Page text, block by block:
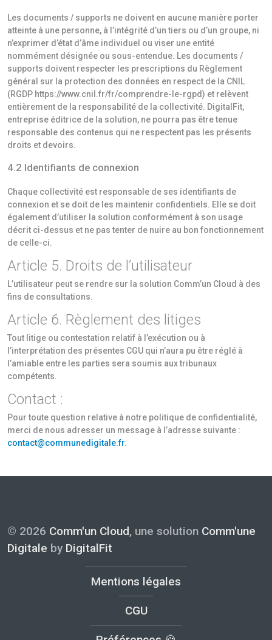
Les documents / supports ne doivent en aucune manière porter
atteinte à une personne, à l’intégrité d’un tiers ou d’un groupe, ni
n’exprimer d’état d’âme individuel ou viser une entité
nommément désignée ou sous-entendue. Les documents /
supports doivent respecter les prescriptions du Règlement
général sur la protection des données en respect de la CNIL
(RGDP https://www.cnil.fr/fr/comprendre-le-rgpd) et relèvent
entièrement de la responsabilité de la collectivité. DigitalFit,
entreprise éditrice de la solution, ne pourra pas être tenue
responsable des contenus qui ne respectent pas les présents
droits et devoirs.
4.2 Identifiants de connexion
Chaque collectivité est responsable de ses identifiants de
connexion et se doit de les maintenir confidentiels. Elle se doit
également d’utiliser la solution conformément à son usage
décrit ci-dessus et ne pas tenter de nuire au bon fonctionnement
de celle-ci.
Article 5. Droits de l’utilisateur
L’utilisateur peut se rendre sur la solution Comm’un Cloud à des
fins de consultations.
Article 6. Règlement des litiges
Tout litige ou contestation relatif à l’exécution ou à
l’interprétation des présentes CGU qui n’aura pu être réglé à
l’amiable entre les parties sera soumis aux tribunaux
compétents.
Contact :
Pour toute question relative à notre politique de confidentialité,
merci de nous adresser un message à l’adresse suivante :
contact@communedigitale.fr.
© 2026 Comm'un Cloud, une solution Comm'une
Digitale by DigitalFit
Mentions légales
CGU